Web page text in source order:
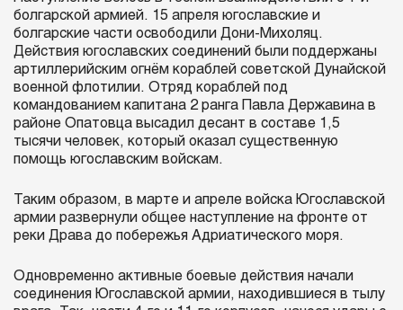
болгарской армией. 15 апреля югославские и
болгарские части освободили Дони-Михоляц.
Действия югославских соединений были поддержаны
артиллерийским огнём кораблей советской Дунайской
военной флотилии. Отряд кораблей под
командованием капитана 2 ранга Павла Державина в
районе Опатовца высадил десант в составе 1,5
тысячи человек, который оказал существенную
помощь югославским войскам.
Таким образом, в марте и апреле войска Югославской
армии развернули общее наступление на фронте от
реки Драва до побережья Адриатического моря.
Одновременно активные боевые действия начали
соединения Югославской армии, находившиеся в тылу